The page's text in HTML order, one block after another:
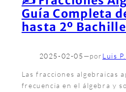
Guía Completa
hasta 2º
2025-02-05 —por Luis
Las fracciones algebraicas
frecuencia en el álgebra y